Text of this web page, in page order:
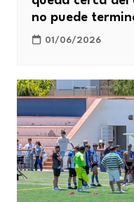
no puede
01/06/2026